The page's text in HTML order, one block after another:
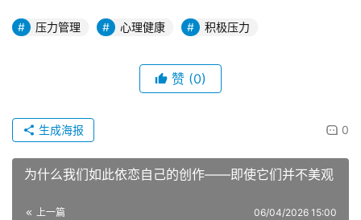
压力管理 心理健康 积极压力
赞 (0)
0
生成海报
为什么我们如此依恋自己的创作——即使它们并不美观
上一篇 06/04/2026 15:00